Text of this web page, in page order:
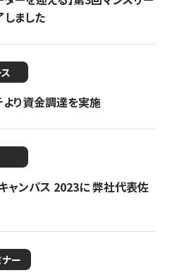
ました
より資金調達を実施
ャンパス 2023に 弊社代表佐
ナー